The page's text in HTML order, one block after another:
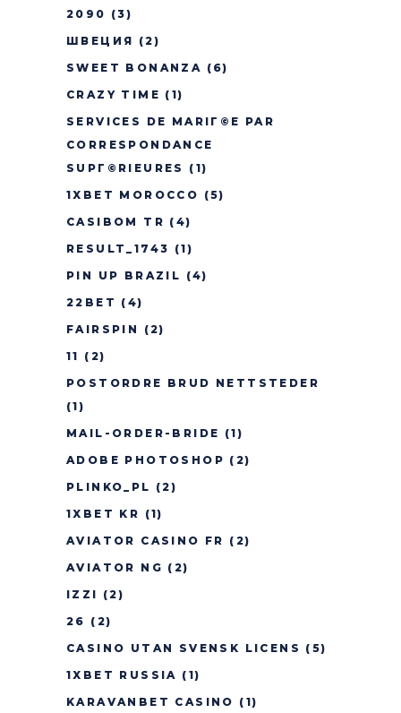
2090 (3)
ШВЕЦИЯ (2)
SWEET BONANZA (6)
CRAZY TIME (1)
SERVICES DE MARIГ©E PAR
CORRESPONDANCE
SUPГ©RIEURES
(1)
1XBET MOROCCO (5)
CASIBOM TR (4)
RESULT_1743 (1)
PIN UP BRAZIL (4)
22BET (4)
FAIRSPIN
(2)
11 (2)
POSTORDRE BRUD NETTSTEDER
(1)
MAIL-ORDER-BRIDE (1)
ADOBE PHOTOSHOP (2)
PLINKO_PL (2)
1XBET KR (1)
AVIATOR CASINO FR (2)
AVIATOR NG (2)
IZZI (2)
26 (2)
CASINO UTAN SVENSK LICENS (5)
1XBET RUSSIA (1)
KARAVANBET CASINO (1)